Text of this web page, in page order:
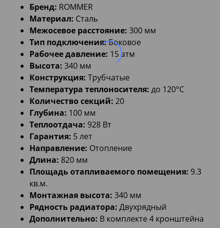
Бренд: ROMMER
Материал: Сталь
Межосевое расстояние: 300 мм
Тип подключения:Боковое
Рабочее давление: 15 атм
Высота: 340 мм
Конструкция: Трубчатые
Температура теплоносителя: до 120°C
Количество секций: 20
Глубина: 100 мм
Теплоотдача: 928 Вт
Гарантия: 5 лет
Направление: Отопление
Длина: 820 мм
Площадь отапливаемого помещения: 9.3
кв.м.
Монтажная высота: 340 мм
Рядность радиатора: Двухрядный
Дополнительно: В комплекте 4 кронштейна